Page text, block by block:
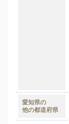
愛知県の
他の都道府県